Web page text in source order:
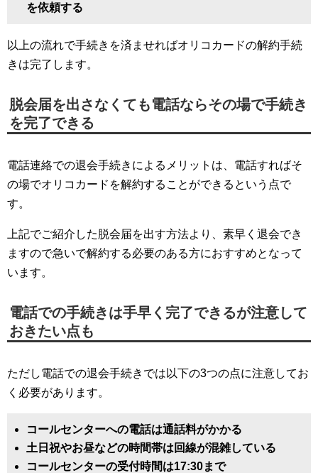
を依頼する
以上の流れで手続きを済ませればオリコカードの解約手続
きは完了します。
脱会届を出さなくても電話ならその場で手続き
を完了できる
電話連絡での退会手続きによるメリットは、電話すればそ
の場でオリコカードを解約することができるという点で
す。
上記でご紹介した脱会届を出す方法より、素早く退会でき
ますので急いで解約する必要のある方におすすめとなって
います。
電話での手続きは手早く完了できるが注意して
おきたい点も
ただし電話での退会手続きでは以下の3つの点に注意してお
く必要があります。
コールセンターへの電話は通話料がかかる
土日祝やお昼などの時間帯は回線が混雑している
コールセンターの受付時間は17:30まで